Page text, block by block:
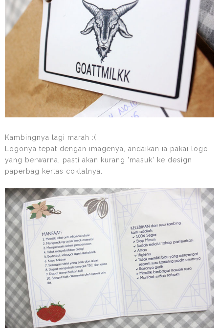
Kambingnya lagi marah :(
Logonya tepat dengan imagenya, andaikan ia pakai logo
yang berwarna, pasti akan kurang 'masuk' ke design
paperbag kertas coklatnya.